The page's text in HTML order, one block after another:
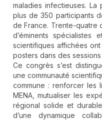
maladies infectieuses.
plus de 350 participants
de France. Trente-quatre
d’éminents spécialistes
scientifiques affichées
posters dans des
Ce congrès s’est
une communauté
commune : renforcer les
MENA, mutualiser les
régional solide et
d’une dynamique